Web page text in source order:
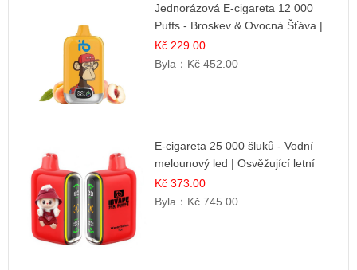
Jednorázová E-cigareta 12 000
Puffs - Broskev & Ovocná Šťáva |
Osvěžující ovocná směs
Kč 229.00
Byla： Kč 452.00
E-cigareta 25 000 šluků - Vodní
melounový led | Osvěžující letní
příchuť
Kč 373.00
Byla： Kč 745.00